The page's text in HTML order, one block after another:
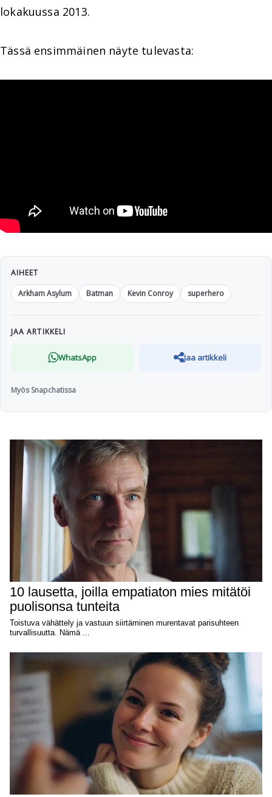
lokakuussa 2013.
Tässä ensimmäinen näyte tulevasta:
AIHEET
Arkham Asylum
Batman Kevin Conroy superhero
JAA ARTIKKELI
WhatsApp Jaa artikkeli
Myös Snapchatissa